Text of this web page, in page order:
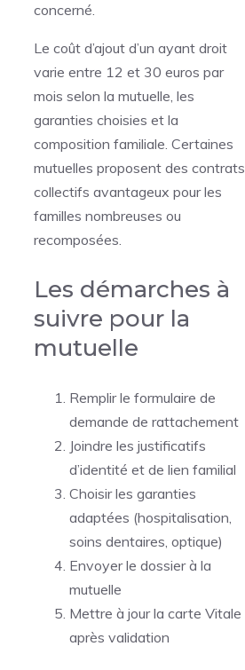
concerné.
Le coût d’ajout d’un ayant droit
varie entre 12 et 30 euros par
mois selon la mutuelle, les
garanties choisies et la
composition familiale. Certaines
mutuelles proposent des contrats
collectifs avantageux pour les
familles nombreuses ou
recomposées.
Les démarches à
suivre pour la
mutuelle
Remplir le formulaire de
demande de rattachement
Joindre les justificatifs
d’identité et de lien familial
Choisir les garanties
adaptées (hospitalisation,
soins dentaires, optique)
Envoyer le dossier à la
mutuelle
Mettre à jour la carte Vitale
après validation